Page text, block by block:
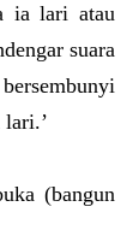
ia lari atau
suara
(bangun